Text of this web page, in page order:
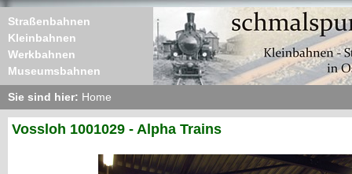
Straßenbahnen
Kleinbahnen
Werkbahnen
Museumsbahnen
Sie sind hier: Home
Vossloh 1001029 - Alpha Trains